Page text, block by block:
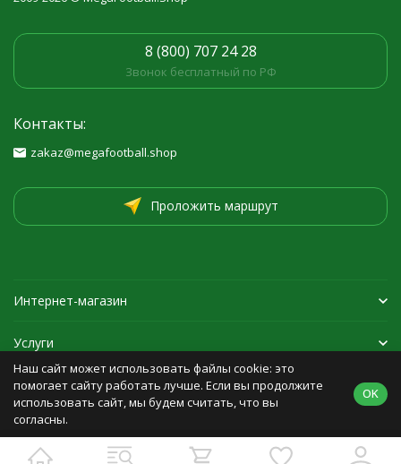
8 (800) 707 24 28
Звонок бесплатный по РФ
Контакты:
zakaz@megafootball.shop
Проложить маршрут
Интернет-магазин
Услуги
Спортивная экипировка
Политика персональных данных Карта сайта
Наш сайт может использовать файлы cookie: это
помогает сайту работать лучше. Если вы продолжите
использовать сайт, мы будем считать, что вы
согласны.
OK